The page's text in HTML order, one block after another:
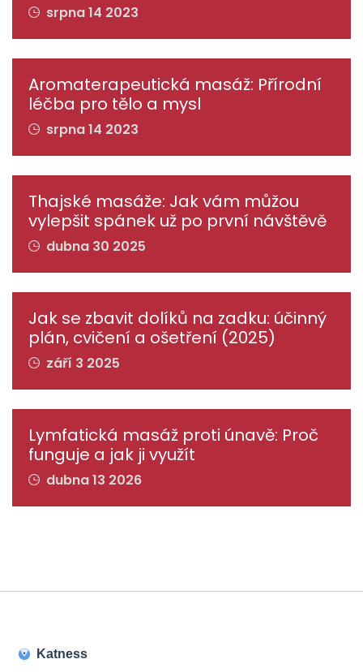
srpna 14 2023
Aromaterapeutická masáž: Přírodní
léčba pro tělo a mysl
srpna 14 2023
Thajské masáže: Jak vám můžou
vylepšit spánek už po první návštěvě
dubna 30 2025
Jak se zbavit dolíků na zadku: účinný
plán, cvičení a ošetření (2025)
září 3 2025
Lymfatická masáž proti únavě: Proč
funguje a jak ji využít
dubna 13 2026